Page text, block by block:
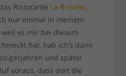
Ristorante La Brisella,
nur einmal in meinem
es mir bei diesem
hat, hab ich’s dann
und später
voraus, dass dort die